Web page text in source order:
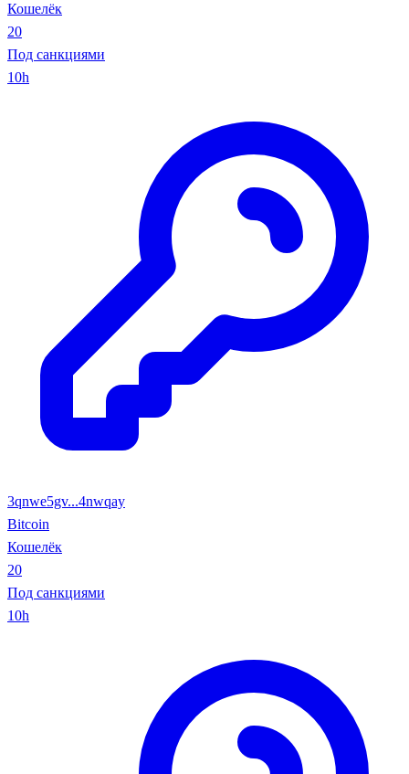
Кошелёк
20
Под санкциями
10h
3qnwe5gv...4nwqay
Bitcoin
Кошелёк
20
Под санкциями
10h